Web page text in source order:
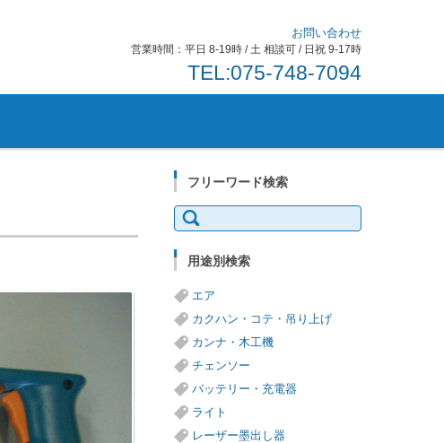
お問い合わせ
営業時間：平日 8-19時 / 土 相談可 / 日祝 9-17時
TEL:075-748-7094
フリーワード検索
検
索:
用途別検索
エア
カクハン・コテ・吊り上げ
カンナ・木工機
チェンソー
バッテリー・充電器
ライト
レーザー墨出し器